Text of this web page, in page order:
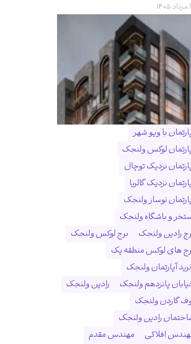
با ویو شهر
لوکس ولنجک
نزدیک توچال
نزدیک گالریا
نوساز ولنجک
و باشگاه ولنجک
رادین ولنجک
برج لوکس ولنجک
های لوکس منطقه یک
آپارتمان ولنجک
پانزدهم ولنجک
رادین ولنجک
گاردن ولنجک
رادین ولنجک
افلاکی
مهندس مقدم